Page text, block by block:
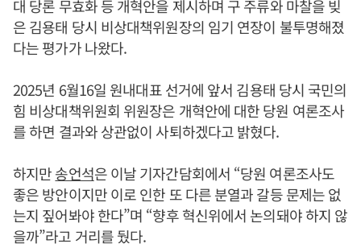
대 당론 무효화 등 개혁안을 제시하며 구 주류와 마찰을 빚
은 김용태 당시 비상대책위원장의 임기 연장이 불투명해졌
다는 평가가 나왔다.
2025년 6월16일 원내대표 선거에 앞서 김용태 당시 국민의
힘 비상대책위원회 위원장은 개혁안에 대한 당원 여론조사
를 하면 결과와 상관없이 사퇴하겠다고 밝혔다.
하지만송언석은 이날 기자간담회에서 “당원 여론조사도
좋은 방안이지만 이로 인한 또 다른 분열과 갈등 문제는 없
는지 짚어봐야 한다”며 “향후 혁신위에서 논의돼야 하지 않
을까”라고 거리를 뒀다.